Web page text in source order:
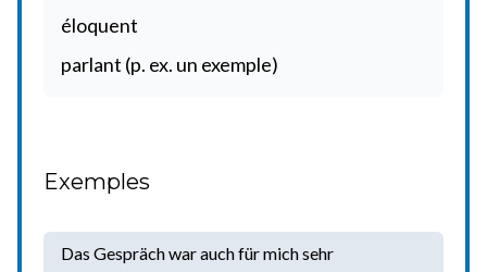
éloquent
parlant (p. ex. un exemple)
Exemples
Das Gespräch war auch für mich sehr